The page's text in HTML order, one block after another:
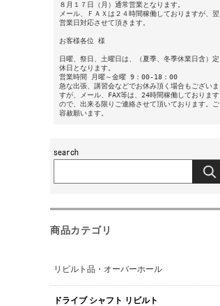
８月１７日（月）通常営業となります。
メール、ＦＡＸは２４時間稼働しておりますが、翌
営業日対応させて頂きます。
お客様各位 様
日曜、祭日、土曜日は、（夏季、冬季休業日含）定
休日となります。
営業時間 月曜～金曜 9：00-18：00
急な出張、講習会などでお休み頂く場合もございま
すが、メール、FAX等は、24時間稼働しております
ので、出来る限りご連絡させて頂いております。ご
容赦願います。
商品カテゴリ
リビルト品・オーバーホール
ドライブ シャフト リビルト